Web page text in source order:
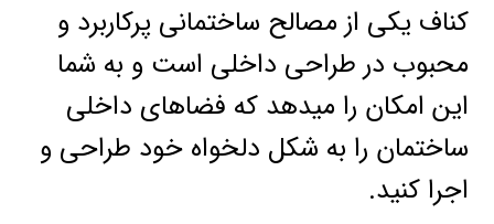
کناف یکی از مصالح ساختمانی پرکاربرد و
محبوب در طراحی داخلی است و به شما
این امکان را میدهد که فضاهای داخلی
ساختمان را به شکل دلخواه خود طراحی و
اجرا کنید.